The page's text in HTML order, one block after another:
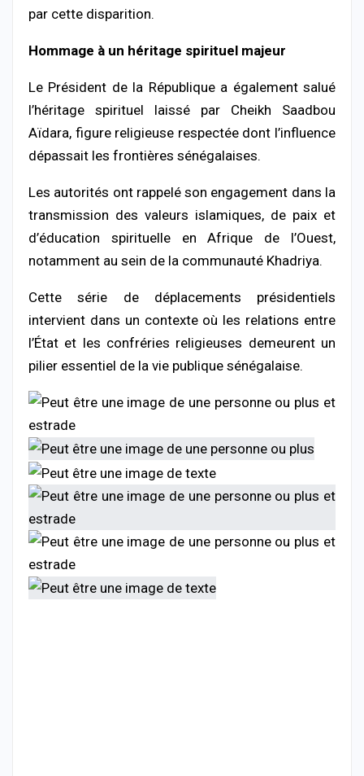
par cette disparition.
Hommage à un héritage spirituel majeur
Le Président de la République a également salué
l’héritage spirituel laissé par Cheikh Saadbou
Aïdara, figure religieuse respectée dont l’influence
dépassait les frontières sénégalaises.
Les autorités ont rappelé son engagement dans la
transmission des valeurs islamiques, de paix et
d’éducation spirituelle en Afrique de l’Ouest,
notamment au sein de la communauté Khadriya.
Cette série de déplacements présidentiels
intervient dans un contexte où les relations entre
l’État et les confréries religieuses demeurent un
pilier essentiel de la vie publique sénégalaise.